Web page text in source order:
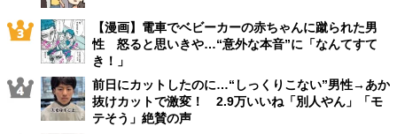
【漫画】電車でベビーカーの赤ちゃんに蹴られた男
性 怒ると思いきや…“意外な本音”に「なんてすて
き！」
前日にカットしたのに…“しっくりこない”男性→あか
抜けカットで激変！ 2.9万いいね「別人やん」「モ
テそう」絶賛の声